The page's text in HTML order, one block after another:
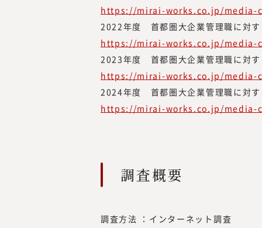
みらいワークス総合研究
岡本 祥治
Nagaharu
1976年生まれ、慶應義塾
卒。アクセンチュア、ベン
を設立し、2017年に東証
（現・東証グロース）上場
https://mirai-works.co.jp/media-
2022年度 首都圏大企業管理職に対
https://mirai-works.co.jp/media-
2023年度 首都圏大企業管理職に対
https://mirai-works.co.jp/media-
2024年度 首都圏大企業管理職に対
https://mirai-works.co.jp/media-
調査概要
調査方法 ：インターネット調査